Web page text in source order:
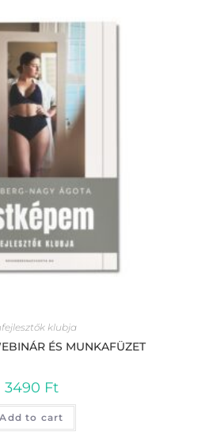
klubja
ÉS MUNKAFÜZET
3490 Ft
Add to cart